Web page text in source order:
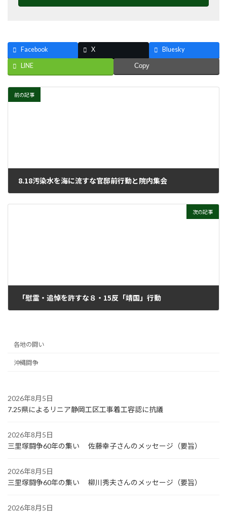
Facebook X Bluesky
LINE Copy
前の記事
8.18汚染水を海に流すな官邸前行動と院内集会
次の記事
「慰霊・追悼を許すな８・15反「靖国」行動
各地の闘い
沖縄闘争
2026年8月5日
7.25県によるリニア静岡工区工事着工容認に抗議
2026年8月5日
三里塚闘争60年の集い 佐藤幸子さんのメッセージ（要旨）
2026年8月5日
三里塚闘争60年の集い 柳川秀夫さんのメッセージ（要旨）
2026年8月5日